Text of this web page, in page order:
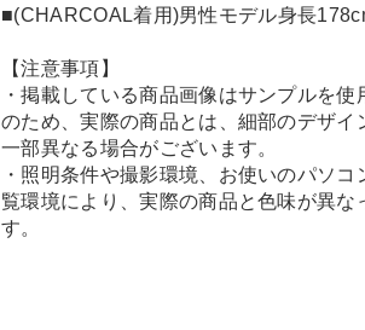
■(CHARCOAL着用)男性モデル身長
【注意事項】
・掲載している商品画像はサンプルを
のため、実際の商品とは、細部のデザ
一部異なる場合がございます。
・照明条件や撮影環境、お使いのパソ
覧環境により、実際の商品と色味が異な
す。